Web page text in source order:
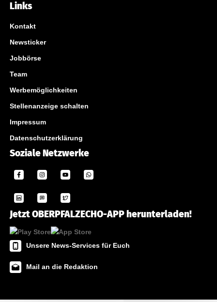
Links
Kontakt
Newsticker
Jobbörse
Team
Werbemöglichkeiten
Stellenanzeige schalten
Impressum
Datenschutzerklärung
Soziale Netzwerke
Jetzt OBERPFALZECHO-APP herunterladen!
Unsere News-Services für Euch
Mail an die Redaktion